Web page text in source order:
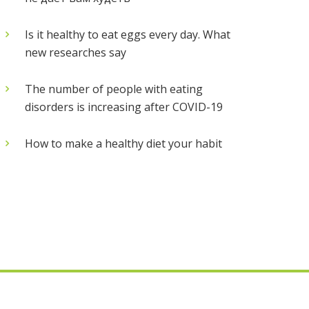
Is it healthy to eat eggs every day. What
new researches say
The number of people with eating
disorders is increasing after COVID-19
How to make a healthy diet your habit